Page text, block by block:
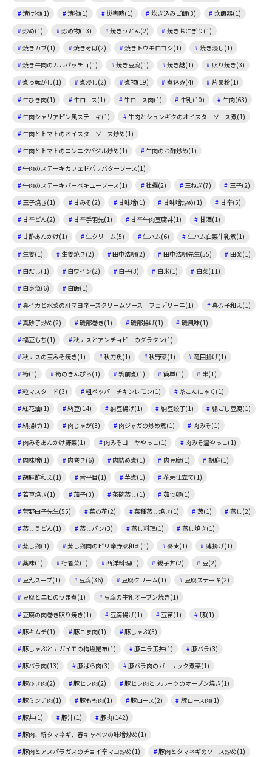
漬け物(1)
漬物(1) 災害時(1) 炊き込みご飯(3)
炊飯器(1)
炒め(1)
炒め物(13) 焼きうどん(2)
焼きおにぎり(1)
焼きカブ(1)
焼きそば(2) 焼きトウモロコシ(1)
焼き浸し(1)
焼き牛肉のカルパッチョ(1)
焼き豆腐(1) 焼き麩(1)
照り焼き(3)
煮っ転がし(1)
煮浸し(2) 煮物(19) 煮込み(4)
片栗粉(1)
牛ひき肉(1)
牛ロース(1) 牛ロース肉(1) 牛乳(10)
牛肉(63)
牛肉シャリアピン風ステーキ(1)
牛肉とシュンギクのオイスターソース煮(1)
牛肉とトマトのオイスターソース炒め(1)
牛肉とトマトのニンニクバジル炒め(1)
牛肉のお酢炒め(1)
牛肉のステーキカフェドパリバターソース(1)
牛肉のステーキバーベキューソース(1)
牡蠣(2) 玉ねぎ(7)
玉子(2)
玉子焼き(1)
甘みそ(2) 甘味噌(1) 甘味噌炒め(1)
甘辛(5)
甘辛どん(2)
甘辛手羽先(1) 甘辛牛肉豆腐丼(1)
甘酒(1)
甘酢あんかけ(1)
生クリーム(5) 生ハム(6)
生ハム白菜牛乳煮(1)
生姜(1)
生姜焼き(2) 田中浩明(2) 田中浩明先生(55)
田楽(1)
白だし(1)
白ワイン(2) 白子(3) 白米(1)
白菜(11)
白身魚(6)
白飯(1)
真イカと水菜の肝マヨネーズクリームソース フェデリーニ(1)
真砂子和え(1)
真砂子炒め(2)
磯部巻き(1) 磯部揚げ(1)
磯風味(1)
福豆もち(1)
秋ナスとアンチョビーのグラタン(1)
秋ナスの玉みそ焼き(1)
秋刀魚(1) 秋野菜(1)
竜田揚げ(1)
筍(1)
筍のきんぴら(1) 筑前煮(1) 簡単(1)
米(1)
粒マスタード(3)
粗ペッパーチキンレモン(1)
糸こんにゃく(1)
紅花油(1)
納豆(14) 納豆揚げ(1) 納豆餃子(1)
絹ごし豆腐(1)
絹揚げ(1)
肉じゃが(3) 肉ジャガの炒め煮(1)
肉みそ(1)
肉みそあんかけ野菜(1)
肉みそゴーヤやっこ(1)
肉みそ温やっこ(1)
肉味噌(1)
肉巻き(6) 肉詰め煮(1) 肉豆腐(1)
胡麻(1)
胡麻酢和え(1)
舌平目(1) 芋煮(1)
花束仕立て(1)
若草焼き(1)
茄子(3) 茶碗蒸し(1)
茹で卵(1)
菅野由子先生(55)
菜の花(2) 菜種蒸し焼き(1) 葱(1)
蒸し(2)
蒸しうどん(1)
蒸しパン(3) 蒸し料理(1)
蒸し焼き(1)
蒸し鶏(1)
蒸し鶏肉のピリ辛野菜和え(1) 蕎麦(1)
薄揚げ(1)
薬味(1)
行者菜(1) 西洋料理(1) 親子丼(2)
豆(2)
豆乳スープ(1)
豆腐(36) 豆腐クリーム(1)
豆腐ステーキ(2)
豆腐とエビのうま煮(1)
豆腐の牛乳オーブン焼き(1)
豆腐の肉巻き照り焼き(1)
豆腐揚げ(1) 豆苗(1)
豚(1)
豚キムチ(1)
豚こま肉(1)
豚しゃぶ(3)
豚しゃぶとナガイモの梅塩昆布(1)
豚ニラ玉丼(1)
豚バラ(3)
豚バラ肉(13)
豚ばら肉(3)
豚バラ肉のガーリック煮菜(1)
豚ひき肉(2)
豚ヒレ肉(2)
豚ヒレ肉とフルーツのオーブン焼き(1)
豚ミンチ肉(1)
豚もも肉(1) 豚ロース(2)
豚ロース肉(1)
豚丼(1)
豚汁(1)
豚肉(142)
豚肉、新タマネギ、春キャベツの味噌炒め(1)
豚肉とアスパラガスのチョイ辛マヨ炒め(1)
豚肉とタマネギのソース炒め(1)